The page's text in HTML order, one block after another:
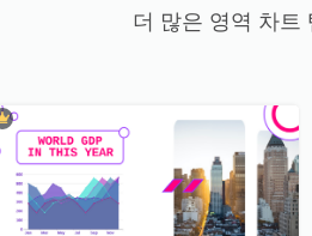
더 많은 영역 차트